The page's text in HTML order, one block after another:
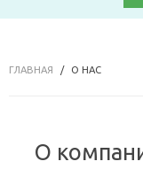
ГЛАВНАЯ О НАС
О